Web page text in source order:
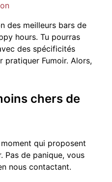
des meilleurs bars de
hours. Tu pourras
des spécificités
pratiquer Fumoir. Alors,
chers de
qui proposent
Pas de panique, vous
nous contactant.